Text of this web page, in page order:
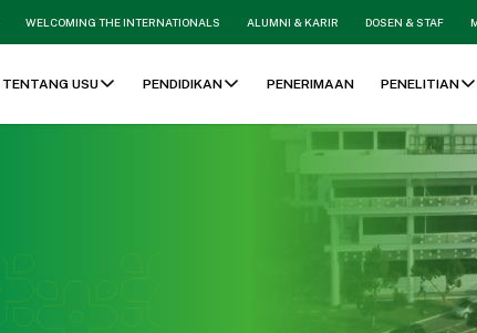
WELCOMING THE INTERNATIONALS ALUMNI & KARIR DOSEN & STAF
TENTANG USU PENDIDIKAN PENERIMAAN PENELITIAN